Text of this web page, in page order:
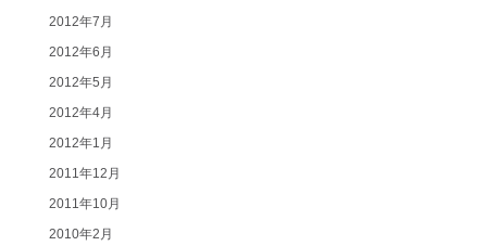
2012年7月
2012年6月
2012年5月
2012年4月
2012年1月
2011年12月
2011年10月
2010年2月